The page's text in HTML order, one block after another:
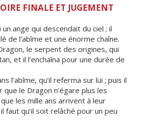
FINALE ET JUGEMENT
un ange qui descendait du ciel ; il
de l’abîme et une énorme chaîne.
le serpent des origines, qui
et il l’enchaîna pour une durée de
l’abîme, qu’il referma sur lui ; puis il
le Dragon n’égare plus les
les mille ans arrivent à leur
faut qu’il soit relâché pour un peu